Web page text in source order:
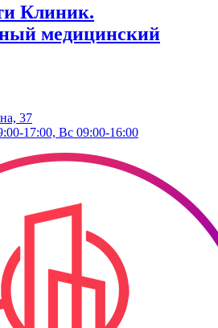
Клиник.
медицинский
37
17:00, Вс 09:00-16:00